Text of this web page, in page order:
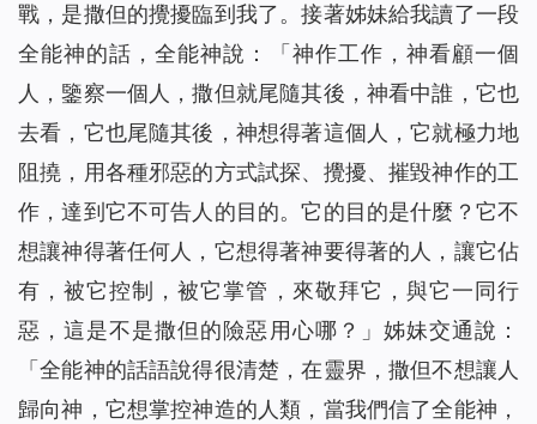
戰，是撒但的攪擾臨到我了。接著姊妹給我讀了一段
全能神的話，全能神說：「 神作工作，神看顧一個
人，鑒察一個人，撒但就尾隨其後，神看中誰，它也
去看，它也尾隨其後，神想得著這個人，它就極力地
阻撓，用各種邪惡的方式試探、攪擾、摧毀神作的工
作，達到它不可告人的目的。它的目的是什麼？它不
想讓神得著任何人，它想得著神要得著的人，讓它佔
有，被它控制，被它掌管，來敬拜它，與它一同行
惡，這是不是撒但的險惡用心哪？ 」姊妹交通說：
「全能神的話語說得很清楚，在靈界，撒但不想讓人
歸向神，它想掌控神造的人類，當我們信了全能神，